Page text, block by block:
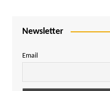
Newsletter
Email